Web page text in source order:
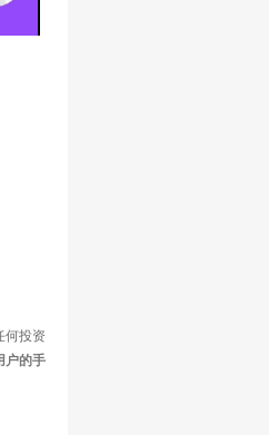
何投资
户的手